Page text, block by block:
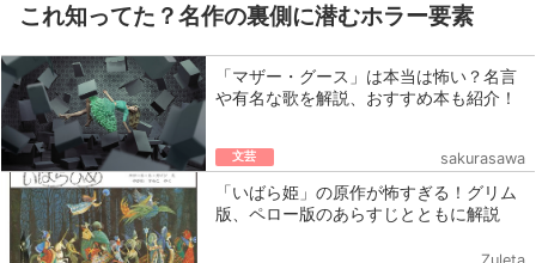
これ知ってた？名作の裏側に潜むホラー要素
「マザー・グース」は本当は怖い？名言
や有名な歌を解説、おすすめ本も紹介！
文芸 sakurasawa
「いばら姫」の原作が怖すぎる！グリム
版、ペロー版のあらすじとともに解説